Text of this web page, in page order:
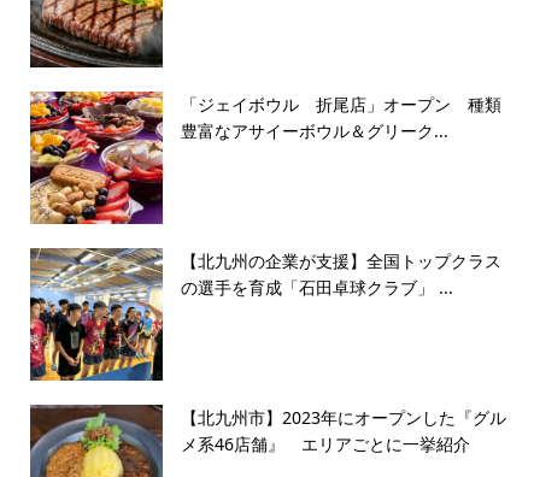
「ジェイボウル 折尾店」オープン 種類
豊富なアサイーボウル＆グリーク...
【北九州の企業が支援】全国トップクラス
の選手を育成「石田卓球クラブ」 ...
【北九州市】2023年にオープンした『グル
メ系46店舗』 エリアごとに一挙紹介